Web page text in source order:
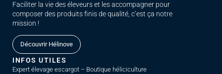
Faciliter la vie des éleveurs et les accompagner pour
composer des produits finis de qualité, c’est ça notre
mission !
Découvrir Hélinove
INFOS UTILES
Expert élevage escargot – Boutique héliciculture